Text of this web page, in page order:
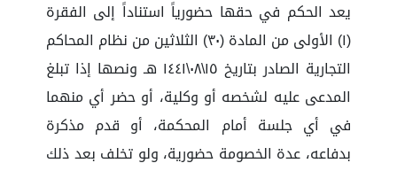
يعد الحكم في حقها حضورياً استناداً إلى الفقرة
(١) الأولى من المادة (٣٠) الثلاثين من نظام المحاكم
التجارية الصادر بتاريخ ١٥\٠٨\١٤٤١ هـ ونصها إذا تبلغ
المدعى عليه لشخصه أو وكلية، أو حضر أي منهما
في أي جلسة أمام المحكمة، أو قدم مذكرة
بدفاعه، عدة الخصومة حضورية، ولو تخلف بعد ذلك